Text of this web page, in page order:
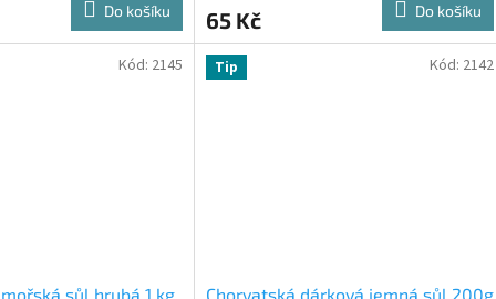
Do košíku 65 Kč Do košíku
sůl hrubá 1 kg
Kód: 2145 Tip
Chorvatská dárková jemná sůl 200g
Kód: 2142